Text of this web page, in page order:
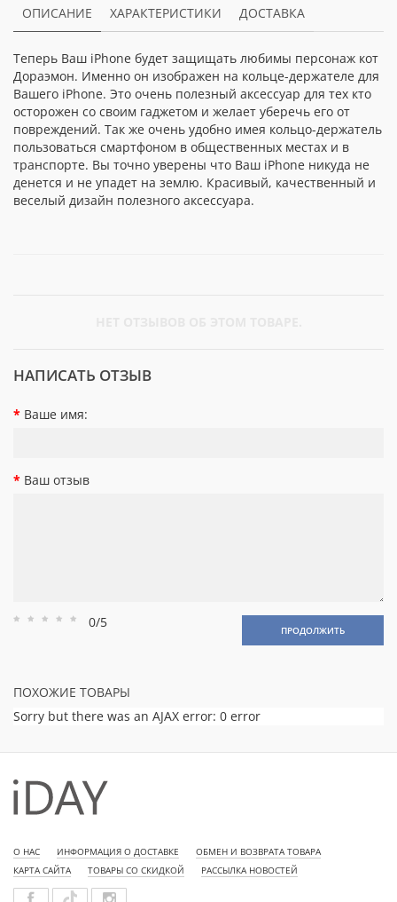
ОПИСАНИЕ ХАРАКТЕРИСТИКИ ДОСТАВКА
Теперь Ваш iPhone будет защищать любимы персонаж кот
Дораэмон. Именно он изображен на кольце-держателе для
Вашего iPhone. Это очень полезный аксессуар для тех кто
осторожен со своим гаджетом и желает уберечь его от
повреждений. Так же очень удобно имея кольцо-держатель
пользоваться смартфоном в общественных местах и в
транспорте. Вы точно уверены что Ваш iPhone никуда не
денется и не упадет на землю. Красивый, качественный и
веселый дизайн полезного аксессуара.
НАПИСАТЬ ОТЗЫВ
Ваше имя:
Ваш отзыв
Рейтинг
Рейтинг
Рейтинг
Рейтинг
Рейтинг
0/5 ПРОДОЛЖИТЬ
ПОХОЖИЕ ТОВАРЫ
Sorry but there was an AJAX error: 0 error
О НАС ИНФОРМАЦИЯ О ДОСТАВКЕ
ОБМЕН И ВОЗВРАТА ТОВАРА
КАРТА САЙТА
ТОВАРЫ СО СКИДКОЙ РАССЫЛКА НОВОСТЕЙ